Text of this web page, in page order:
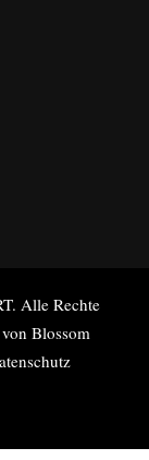
. Alle Rechte
Blossom